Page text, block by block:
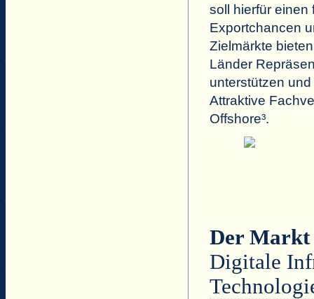
soll hierfür einen
Exportchancen
Zielmärkte
Länder
unterstützen
Attraktive
Offshore³.
Der Markt
Digitale